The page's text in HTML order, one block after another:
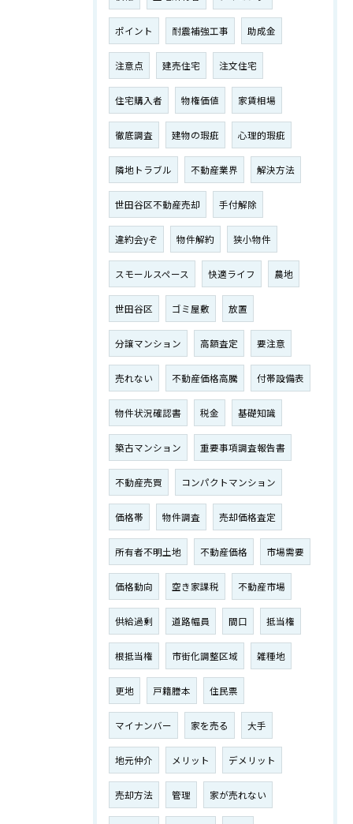
ポイント 耐震補強工事 助成金
注意点 建売住宅 注文住宅
住宅購入者 物権価値 家賃相場
徹底調査 建物の瑕疵 心理的瑕疵
隣地トラブル 不動産業界 解決方法
世田谷区不動産売却 手付解除
違約会yぞ 物件解約 狭小物件
スモールスペース 快適ライフ 農地
世田谷区 ゴミ屋敷 放置
分譲マンション 高額査定 要注意
売れない 不動産価格高騰 付帯設備表
物件状況確認書 税金 基礎知識
築古マンション 重要事項調査報告書
不動産売買 コンパクトマンション
価格帯 物件調査 売却価格査定
所有者不明土地 不動産価格 市場需要
価格動向 空き家課税 不動産市場
供給過剰 道路幅員 間口 抵当権
根抵当権 市街化調整区域 雑種地
更地 戸籍謄本 住民票
マイナンバー 家を売る 大手
地元仲介 メリット デメリット
売却方法 管理 家が売れない